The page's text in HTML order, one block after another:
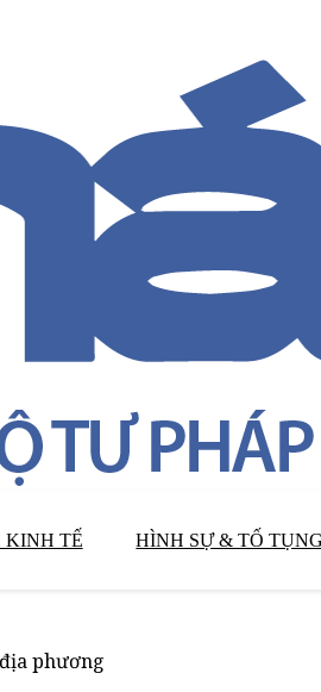
KINH TẾ HÌNH SỰ & TỐ
phương